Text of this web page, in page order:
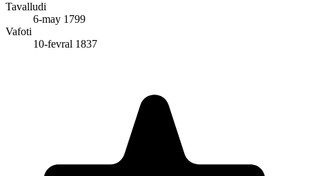
Tavalludi
6-may 1799
Vafoti
10-fevral 1837